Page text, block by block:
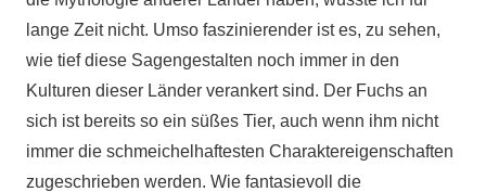
lange Zeit nicht. Umso faszinierender ist es, zu sehen,
wie tief diese Sagengestalten noch immer in den
Kulturen dieser Länder verankert sind. Der Fuchs an
sich ist bereits so ein süßes Tier, auch wenn ihm nicht
immer die schmeichelhaftesten Charaktereigenschaften
zugeschrieben werden. Wie fantasievoll die